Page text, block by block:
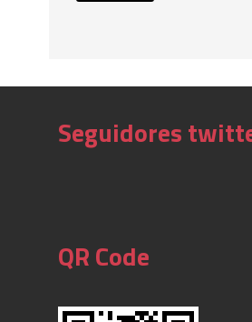
Seguidores
QR Code